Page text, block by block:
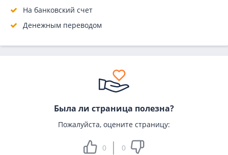
На банковский счет
Денежным переводом
Была ли страница полезна?
Пожалуйста, оцените страницу:
0 0